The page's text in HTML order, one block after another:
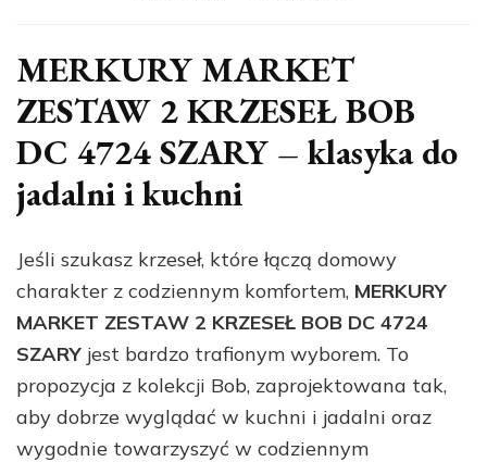
MERKURY MARKET
ZESTAW 2 KRZESEŁ BOB
DC 4724 SZARY – klasyka do
jadalni i kuchni
Jeśli szukasz krzeseł, które łączą domowy
charakter z codziennym komfortem, MERKURY
MARKET ZESTAW 2 KRZESEŁ BOB DC 4724
SZARY jest bardzo trafionym wyborem. To
propozycja z kolekcji Bob, zaprojektowana tak,
aby dobrze wyglądać w kuchni i jadalni oraz
wygodnie towarzyszyć w codziennym